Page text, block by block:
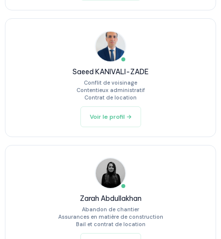
Saeed KANIVALI-ZADE
Conflit de voisinage
Contentieux administratif
Contrat de location
Voir le profil →
Zarah Abdullakhan
Abandon de chantier
Assurances en matière de construction
Bail et contrat de location